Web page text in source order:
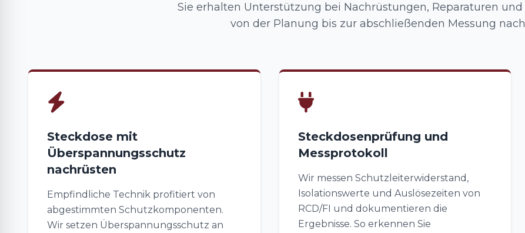
Sie erhalten Unterstützung bei Nachrüstungen, Reparaturen
von der Planung bis zur abschließenden Messung
Steckdose mit
Überspannungsschutz
nachrüsten
Empfindliche Technik profitiert von
abgestimmten Schutzkomponenten.
Wir setzen Überspannungsschutz an
Steckdosenprüfung und
Messprotokoll
Wir messen Schutzleiterwiderstand,
Isolationswerte und Auslösezeiten von
RCD/FI und dokumentieren die
Ergebnisse. So erkennen Sie